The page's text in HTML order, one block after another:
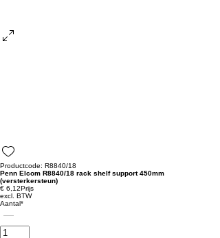
Productcode: R8840/18
Penn Elcom R8840/18 rack shelf support 450mm
(versterkersteun)
€ 6,12Prijs
excl. BTW
Aantal*